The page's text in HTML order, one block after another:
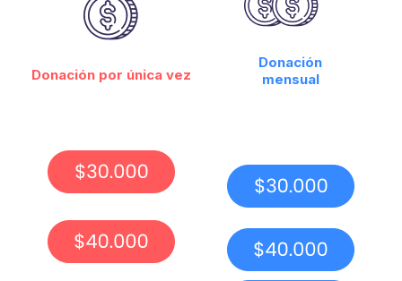
Donación por única vez
Donación
mensual